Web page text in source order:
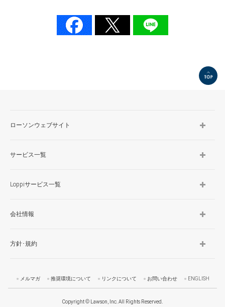
ローソンウェブサイト
サービス一覧
Loppiサービス一覧
会社情報
方針･規約
メルマガ 推奨環境について リンクについて お問い合わせ ENGLISH
Copyright © Lawson, Inc. All Rights Reserved.